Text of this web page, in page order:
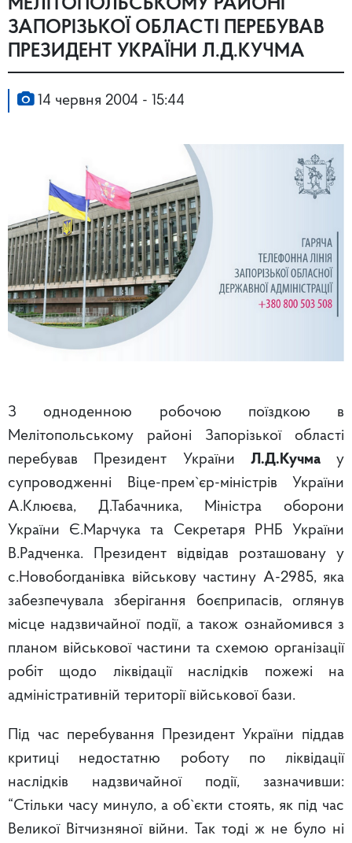
МЕЛІТОПОЛЬСЬКОМУ РАЙОНІ
ЗАПОРІЗЬКОЇ ОБЛАСТІ ПЕРЕБУВАВ
ПРЕЗИДЕНТ УКРАЇНИ Л.Д.КУЧМА
14 червня 2004 - 15:44
З одноденною робочою поїздкою в
Мелітопольському районі Запорізької області
перебував Президент України Л.Д.Кучмау
супроводженні Віце-прем`єр-міністрів України
А.Клюєва, Д.Табачника, Міністра оборони
України Є.Марчука та Секретаря РНБ України
В.Радченка. Президент відвідав розташовану у
с.Новобогданівка військову частину А-2985, яка
забезпечувала зберігання боєприпасів, оглянув
місце надзвичайної події, а також ознайомився з
планом військової частини та схемою організації
робіт щодо ліквідації наслідків пожежі на
адміністративній території військової бази.
Під час перебування Президент України піддав
критиці недостатню роботу по ліквідації
наслідків надзвичайної події, зазначивши:
“Стільки часу минуло, а об`єкти стоять, як під час
Великої Вітчизняної війни. Так тоді ж не було ні